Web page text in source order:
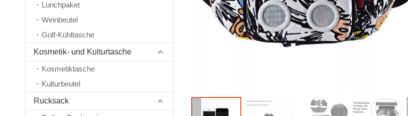
Lunchpaket
Weinbeutel
Golf-Kühltasche
Kosmetik- und Kulturtasche
Kosmetiktasche
Kulturbeutel
Rucksack